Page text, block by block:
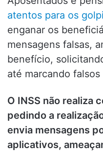
atentos para os
enganar os
mensagens falsas,
benefício,
até marcando
O INSS não realiza
pedindo a
envia mensagens
aplicativos,